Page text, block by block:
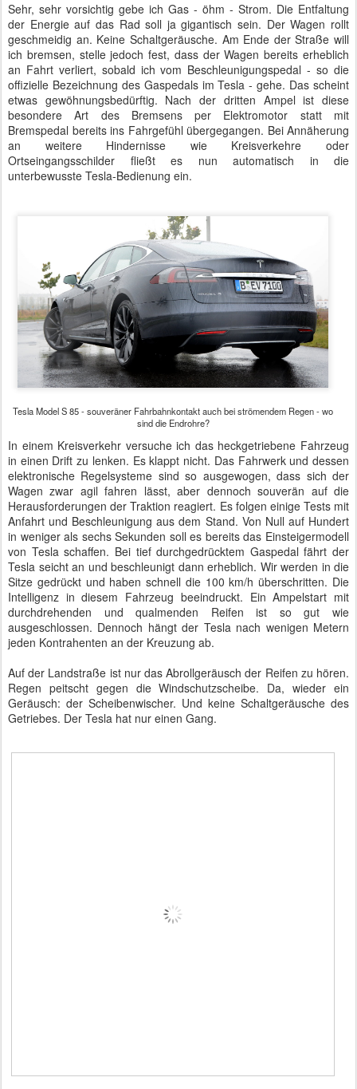
Sehr, sehr vorsichtig gebe ich Gas - öhm - Strom. Die Entfaltung
der Energie auf das Rad soll ja gigantisch sein. Der Wagen rollt
geschmeidig an. Keine Schaltgeräusche. Am Ende der Straße will
ich bremsen, stelle jedoch fest, dass der Wagen bereits erheblich
an Fahrt verliert, sobald ich vom Beschleunigungspedal - so die
offizielle Bezeichnung des Gaspedals im Tesla - gehe. Das scheint
etwas gewöhnungsbedürftig. Nach der dritten Ampel ist diese
besondere Art des Bremsens per Elektromotor statt mit
Bremspedal bereits ins Fahrgefühl übergegangen. Bei Annäherung
an weitere Hindernisse wie Kreisverkehre oder
Ortseingangsschilder fließt es nun automatisch in die
unterbewusste Tesla-Bedienung ein.
Tesla Model S 85 - souveräner Fahrbahnkontakt auch bei strömendem Regen - wo
sind die Endrohre?
In einem Kreisverkehr versuche ich das heckgetriebene Fahrzeug
in einen Drift zu lenken. Es klappt nicht. Das Fahrwerk und dessen
elektronische Regelsysteme sind so ausgewogen, dass sich der
Wagen zwar agil fahren lässt, aber dennoch souverän auf die
Herausforderungen der Traktion reagiert. Es folgen einige Tests mit
Anfahrt und Beschleunigung aus dem Stand. Von Null auf Hundert
in weniger als sechs Sekunden soll es bereits das Einsteigermodell
von Tesla schaffen. Bei tief durchgedrücktem Gaspedal fährt der
Tesla seicht an und beschleunigt dann erheblich. Wir werden in die
Sitze gedrückt und haben schnell die 100 km/h überschritten. Die
Intelligenz in diesem Fahrzeug beeindruckt. Ein Ampelstart mit
durchdrehenden und qualmenden Reifen ist so gut wie
ausgeschlossen. Dennoch hängt der Tesla nach wenigen Metern
jeden Kontrahenten an der Kreuzung ab.
Auf der Landstraße ist nur das Abrollgeräusch der Reifen zu hören.
Regen peitscht gegen die Windschutzscheibe. Da, wieder ein
Geräusch: der Scheibenwischer. Und keine Schaltgeräusche des
Getriebes. Der Tesla hat nur einen Gang.